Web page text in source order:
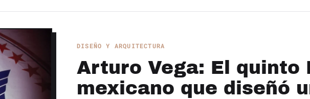
DISEÑO Y ARQUITECTURA
Arturo Vega: El quinto
mexicano que diseñó